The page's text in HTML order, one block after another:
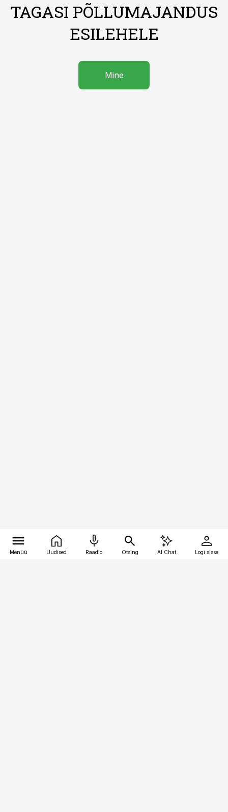
TAGASI PÕLLUMAJANDUS
ESILEHELE
Mine
Menüü Uudised Raadio Otsing AI Chat Logi sisse